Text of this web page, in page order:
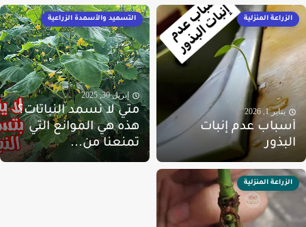
الزراعة المنزلية
يناير 1, 2026
عدم إنبات
التسميد والأسمدة الزراعية
إبريل 30, 2025
متي لا نسمد النباتات؟
هذه هي الموانع التي
تمنعنا من...
الزراعة المنزلية